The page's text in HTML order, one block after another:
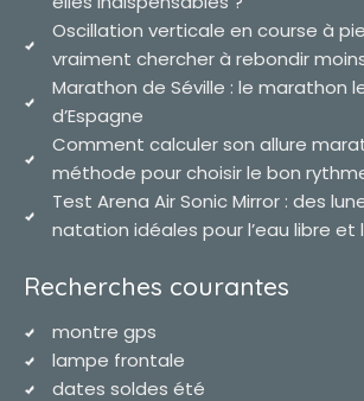
Oscillation verticale en course à
vraiment chercher à rebondir
Marathon de Séville : le marathon
d’Espagne
Comment calculer son allure
méthode pour choisir le bon
Test Arena Air Sonic Mirror : des
natation idéales pour l’eau libre et
Recherches courantes
montre gps
lampe frontale
dates soldes été